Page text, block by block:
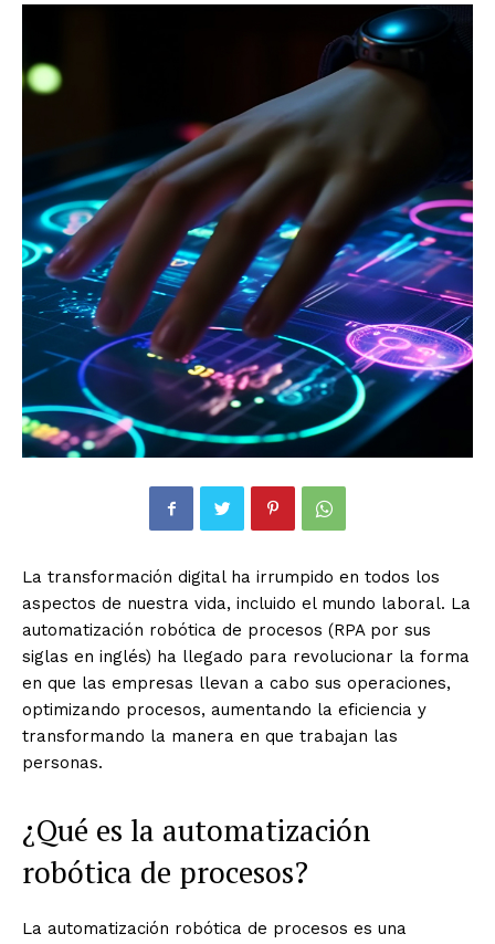
La transformación digital ha irrumpido en todos los
aspectos de nuestra vida, incluido el mundo laboral. La
automatización robótica de procesos (RPA por sus
siglas en inglés) ha llegado para revolucionar la forma
en que las empresas llevan a cabo sus operaciones,
optimizando procesos, aumentando la eficiencia y
transformando la manera en que trabajan las
personas.
¿Qué es la automatización
robótica de procesos?
La automatización robótica de procesos es una